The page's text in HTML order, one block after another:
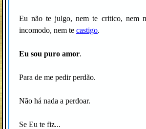
Eu não te julgo, nem te critico, nem
incomodo, nem te castigo.
Eu sou puro amor.
Para de me pedir perdão.
Não há nada a perdoar.
Se Eu te fiz...